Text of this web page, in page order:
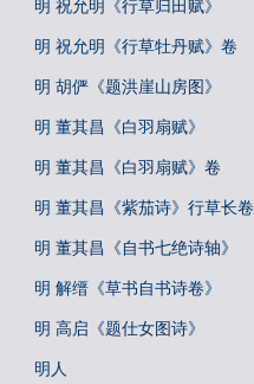
明 祝允明《行草归田赋》
明 祝允明《行草牡丹赋》卷
明 胡俨《题洪崖山房图》
明 董其昌《白羽扇赋》
明 董其昌《白羽扇赋》卷
明 董其昌《紫茄诗》行草长卷
明 董其昌《自书七绝诗轴》
明 解缙《草书自书诗卷》
明 高启《题仕女图诗》
明人